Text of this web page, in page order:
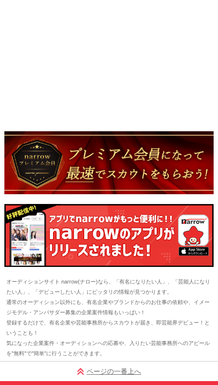
オーディションサイト narrow(ナロー)なら、「有名になりたい人」、「芸能人になり
たい人」、「デビューしたい人」にピッタリの情報が見つかります。
通常のオーディション以外にも、有名企業やブランドからのお仕事の依頼や、イメー
ジモデル・アンバサダー募集の企業案件情報もいっぱい！
登録するだけで、有名企業や芸能事務所からスカウトが届き、即芸能界デビュー！と
いうことも！
気になった企業案件・オーディションへの応募や、入りたい芸能事務所へのアピール
を"無料"で"簡単"に行うことができます。
ページの一番上へ